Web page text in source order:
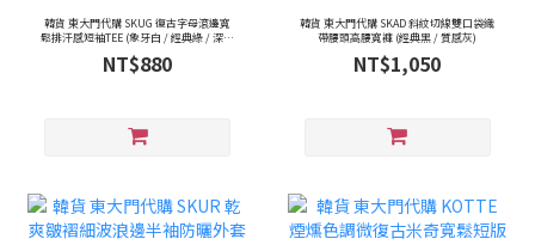
韓貨 東大門代購 SKUG 復古字母滾邊寬
鬆排汗感短袖TEE (象牙白 / 經典綠 / 深邃
藍)
NT$880
韓貨 東大門代購 SKAD 斜紋切線雙口袋織
帶腰頭高腰寬褲 (經典黑 / 質感灰)
NT$1,050